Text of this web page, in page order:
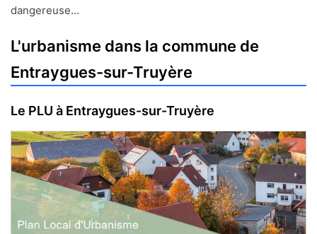
dangereuse...
L'urbanisme dans la commune de
Entraygues-sur-Truyère
Le PLU à Entraygues-sur-Truyère